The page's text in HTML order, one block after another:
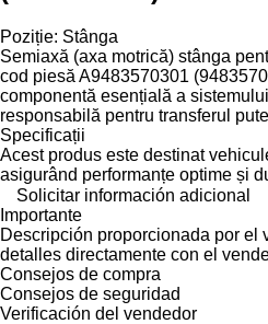
Poziție: Stânga
Semiaxă (axa motrică) stânga
cod piesă A9483570301
componentă esențială a
responsabilă pentru transferul
Specificații
Acest produs este destinat
asigurând performanțe optime și
Solicitar información adicional
Importante
Descripción proporcionada por el
detalles directamente con el
Consejos de compra
Consejos de seguridad
Verificación del vendedor